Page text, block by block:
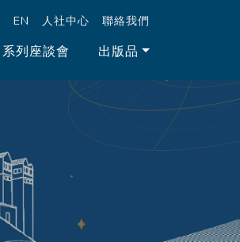
EN 人社中心 聯絡我們
系列座談會 出版品